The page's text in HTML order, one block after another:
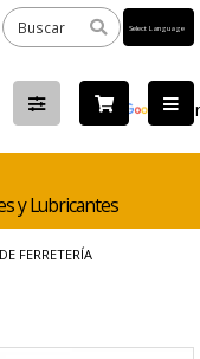
by
y Lubricantes
FERRETERÍA